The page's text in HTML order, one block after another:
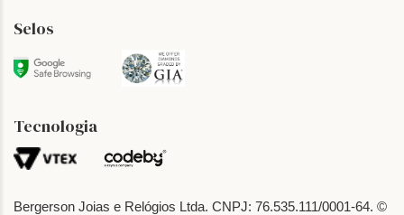
Bergerson Joias e Relógios Ltda. CNPJ: 76.535.111/0001-64. ©
Selos
Tecnologia